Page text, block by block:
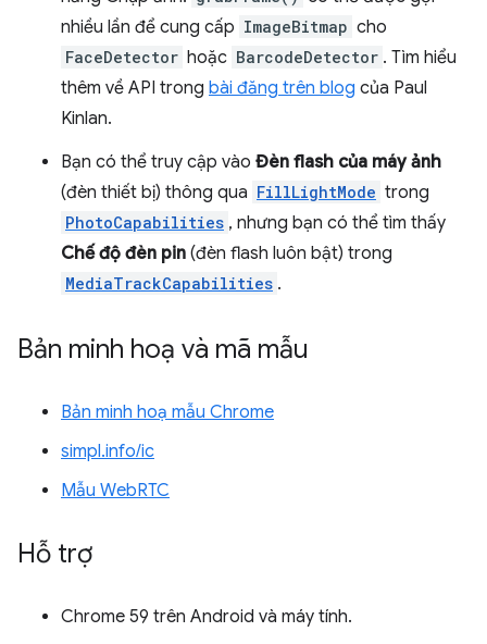
nhiều lần để cung cấp ImageBitmap cho
FaceDetector hoặc BarcodeDetector . Tìm hiểu
thêm về API trong bài đăng trên blog của Paul
Kinlan.
Bạn có thể truy cập vào Đèn flash của máy ảnh
(đèn thiết bị) thông qua FillLightMode trong
PhotoCapabilities , nhưng bạn có thể tìm thấy
Chế độ đèn pin (đèn flash luôn bật) trong
MediaTrackCapabilities .
Bản minh hoạ và mã mẫu
Bản minh hoạ mẫu Chrome
simpl.info/ic
Mẫu WebRTC
Hỗ trợ
Chrome 59 trên Android và máy tính.